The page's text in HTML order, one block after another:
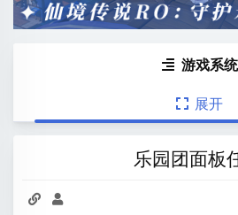
 游戏系统
 展开
乐园团面板
 